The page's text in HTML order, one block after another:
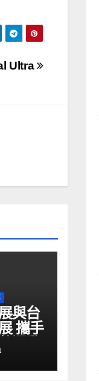
Ultra
與台
攜手
運動